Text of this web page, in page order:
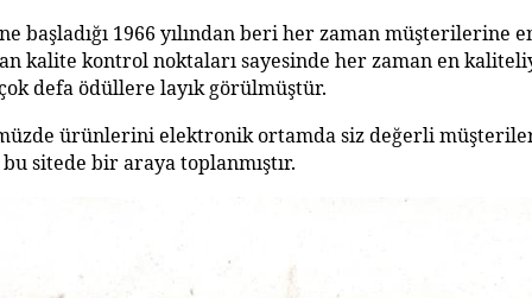
başladığı 1966 yılından beri her zaman
kalite kontrol noktaları sayesinde her zaman en
defa ödüllere layık görülmüştür.
ürünlerini elektronik ortamda siz değerli
sitede bir araya toplanmıştır.